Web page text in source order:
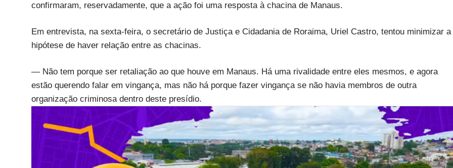
confirmaram, reservadamente, que a ação foi uma resposta à chacina de Manaus.
Em entrevista, na sexta-feira, o secretário de Justiça e Cidadania de Roraima, Uriel Castro, tentou minimizar a
hipótese de haver relação entre as chacinas.
— Não tem porque ser retaliação ao que houve em Manaus. Há uma rivalidade entre eles mesmos, e agora
estão querendo falar em vingança, mas não há porque fazer vingança se não havia membros de outra
organização criminosa dentro deste presídio.